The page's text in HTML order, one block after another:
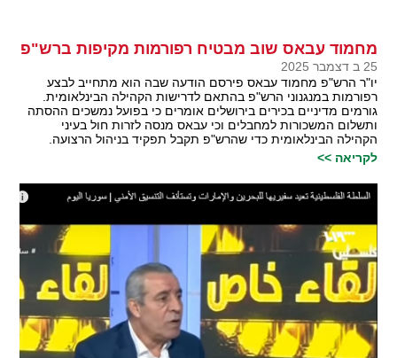
מחמוד עבאס שוב מבטיח רפורמות מקיפות ברש"פ
25 ב דצמבר 2025
יו"ר הרש"פ מחמוד עבאס פירסם הודעה שבה הוא מתחייב לבצע
רפורמות במנגנוני הרש"פ בהתאם לדרישות הקהילה הבינלאומית.
גורמים מדיניים בכירים בירושלים אומרים כי בפועל נמשכים ההסתה
ותשלום המשכורות למחבלים וכי עבאס מנסה לזרות חול בעיני
הקהילה הבינלאומית כדי שהרש"פ תקבל תפקיד בניהול הרצועה.
לקריאה >>